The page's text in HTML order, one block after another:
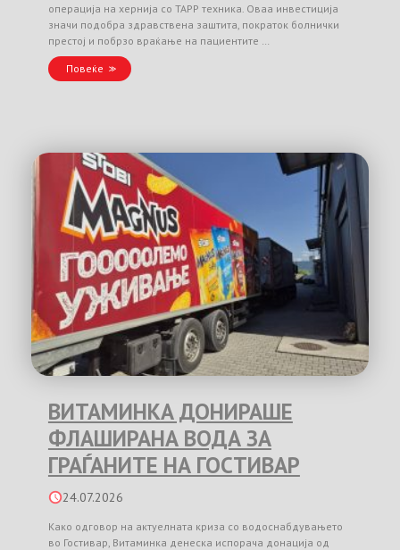
операција на хернија со TAPP техника. Оваа инвестиција
значи подобра здравствена заштита, пократок болнички
престој и побрзо враќање на пациентите …
Повеќе
ВИТАМИНКА ДОНИРАШЕ
ФЛАШИРАНА ВОДА ЗА
ГРАЃАНИТЕ НА ГОСТИВАР
24.07.2026
Како одговор на актуелната криза со водоснабдувањето
во Гостивар, Витаминка денеска испорача донација од